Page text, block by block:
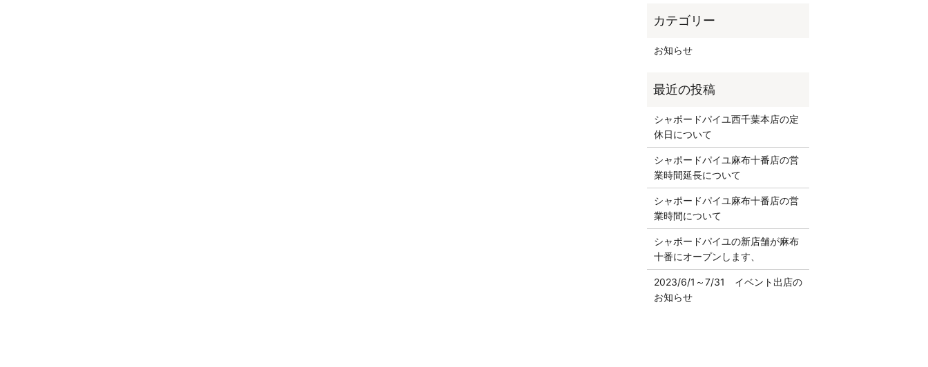
お知らせ
シャポードパイユ西千葉本店の定
休日について
シャポードパイユ麻布十番店の営
業時間延長について
シャポードパイユ麻布十番店の営
業時間について
シャポードパイユの新店舗が麻布
十番にオープンします、
2023/6/1～7/31 イベント出店の
お知らせ